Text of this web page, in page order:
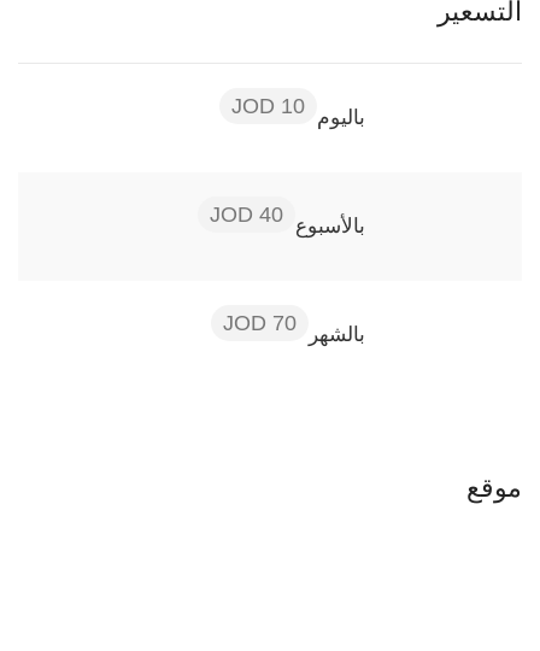
التسعير
باليوم 10 JOD
بالأسبوع 40 JOD
بالشهر 70 JOD
موقع